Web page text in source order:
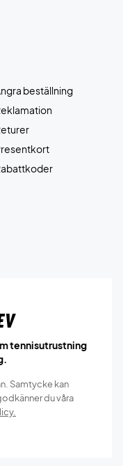
beställning
tennisutrustning
Samtycke kan
du våra